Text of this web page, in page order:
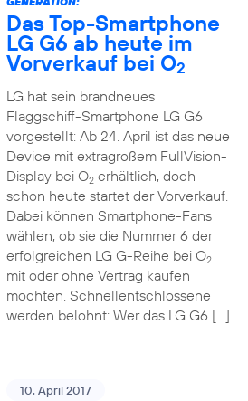
Das Top-Smartphone
LG G6 ab heute im
Vorverkauf bei O2
LG hat sein brandneues
Flaggschiff-Smartphone LG G6
vorgestellt: Ab 24. April ist das neue
Device mit extragroßem FullVision-
Display bei O2erhältlich, doch
schon heute startet der Vorverkauf.
Dabei können Smartphone-Fans
wählen, ob sie die Nummer 6 der
erfolgreichen LG G-Reihe bei O2
mit oder ohne Vertrag kaufen
möchten. Schnellentschlossene
werden belohnt: Wer das LG G6 […]
10. April 2017